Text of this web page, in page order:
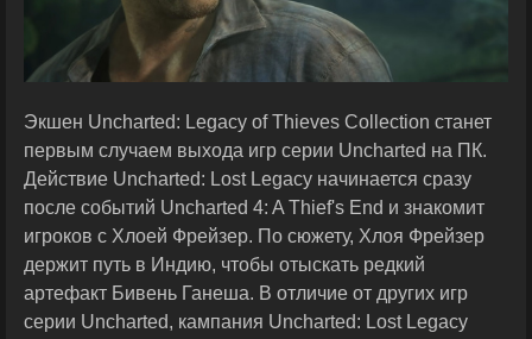
Экшен Uncharted: Legacy of Thieves Collection станет
первым случаем выхода игр серии Uncharted на ПК.
Действие Uncharted: Lost Legacy начинается сразу
после событий Uncharted 4: A Thief's End и знакомит
игроков с Хлоей Фрейзер. По сюжету, Хлоя Фрейзер
держит путь в Индию, чтобы отыскать редкий
артефакт Бивень Ганеша. В отличие от других игр
серии Uncharted, кампания Uncharted: Lost Legacy